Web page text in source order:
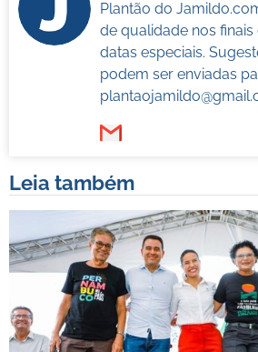
Plantão do
de qualidade nos finais
datas especiais.
podem ser enviadas
Leia também